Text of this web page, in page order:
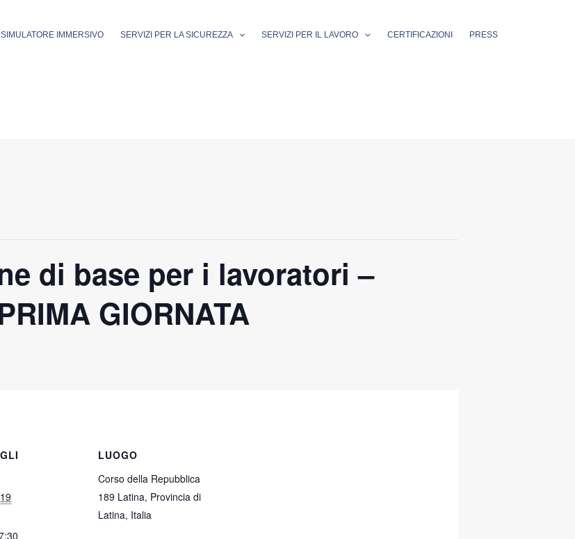
SIMULATORE IMMERSIVO SERVIZI PER LA SICUREZZA SERVIZI PER IL LAVORO CERTIFICAZIONI PRESS
di base per i lavoratori –
GIORNATA
LUOGO
Corso della Repubblica
189 Latina, Provincia di
Latina, Italia